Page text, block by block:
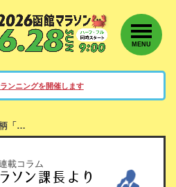
MENU
ンニングを開催します
ポスター柄「丸缶羊かん」の土産商品化について（最終報告）
載コラム